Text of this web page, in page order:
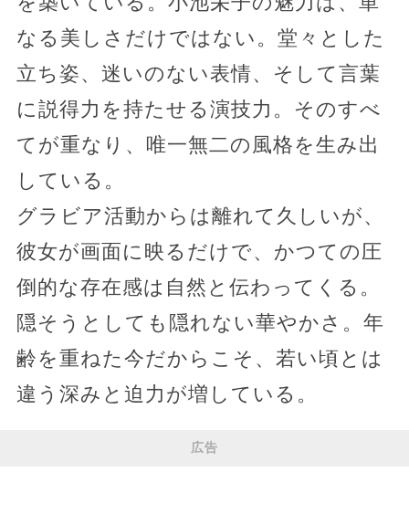
なる美しさだけではない。堂々とした
立ち姿、迷いのない表情、そして言葉
に説得力を持たせる演技力。そのすべ
てが重なり、唯一無二の風格を生み出
している。
グラビア活動からは離れて久しいが、
彼女が画面に映るだけで、かつての圧
倒的な存在感は自然と伝わってくる。
隠そうとしても隠れない華やかさ。年
齢を重ねた今だからこそ、若い頃とは
違う深みと迫力が増している。
広告